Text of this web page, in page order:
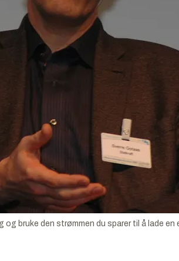
bruke den strømmen du sparer til å lade